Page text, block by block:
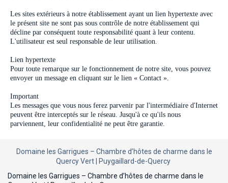
Les sites extérieurs à notre établissement ayant un lien hypertexte avec
le présent site ne sont pas sous contrôle de notre établissement qui
décline par conséquent toute responsabilité quant à leur contenu.
L'utilisateur est seul responsable de leur utilisation.
Lien hypertexte
Pour toute remarque sur le fonctionnement de notre site, vous pouvez
envoyer un message en cliquant sur le lien « Contact ».
Important
Les messages que vous nous ferez parvenir par l'intermédiaire d'Internet
peuvent être interceptés sur le réseau. Jusqu'à ce qu'ils nous
parviennent, leur confidentialité ne peut être garantie.
Domaine les Garrigues – Chambre d’hôtes de charme dans le
Quercy Vert | Puygaillard-de-Quercy
Domaine les Garrigues – Chambre d’hôtes de charme dans le